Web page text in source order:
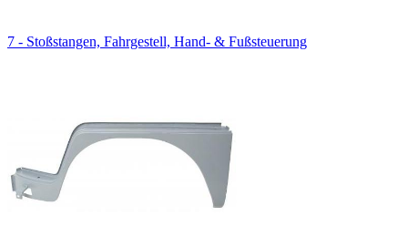
7 - Stoßstangen, Fahrgestell, Hand- & Fußsteuerung